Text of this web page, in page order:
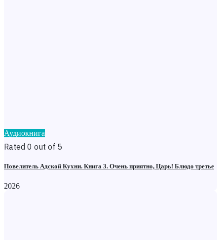
Аудиокнига
Rated 0 out of 5
Повелитель Адской Кухни. Книга 3. Очень приятно, Царь! Блюдо третье
2026